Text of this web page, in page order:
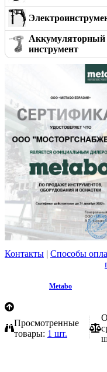
Аккумуляторный
инструмент
Контакты | Способы
Metabo
Просмотренные
товары: 1 шт.